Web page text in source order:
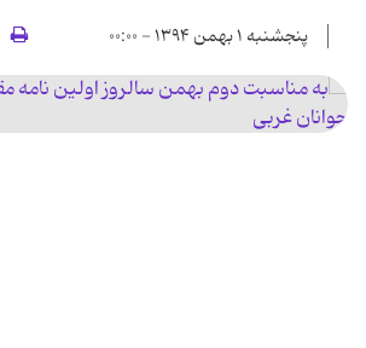
پنجشنبه ۱ بهمن ۱۳۹۴ - ۰۰:۰۰